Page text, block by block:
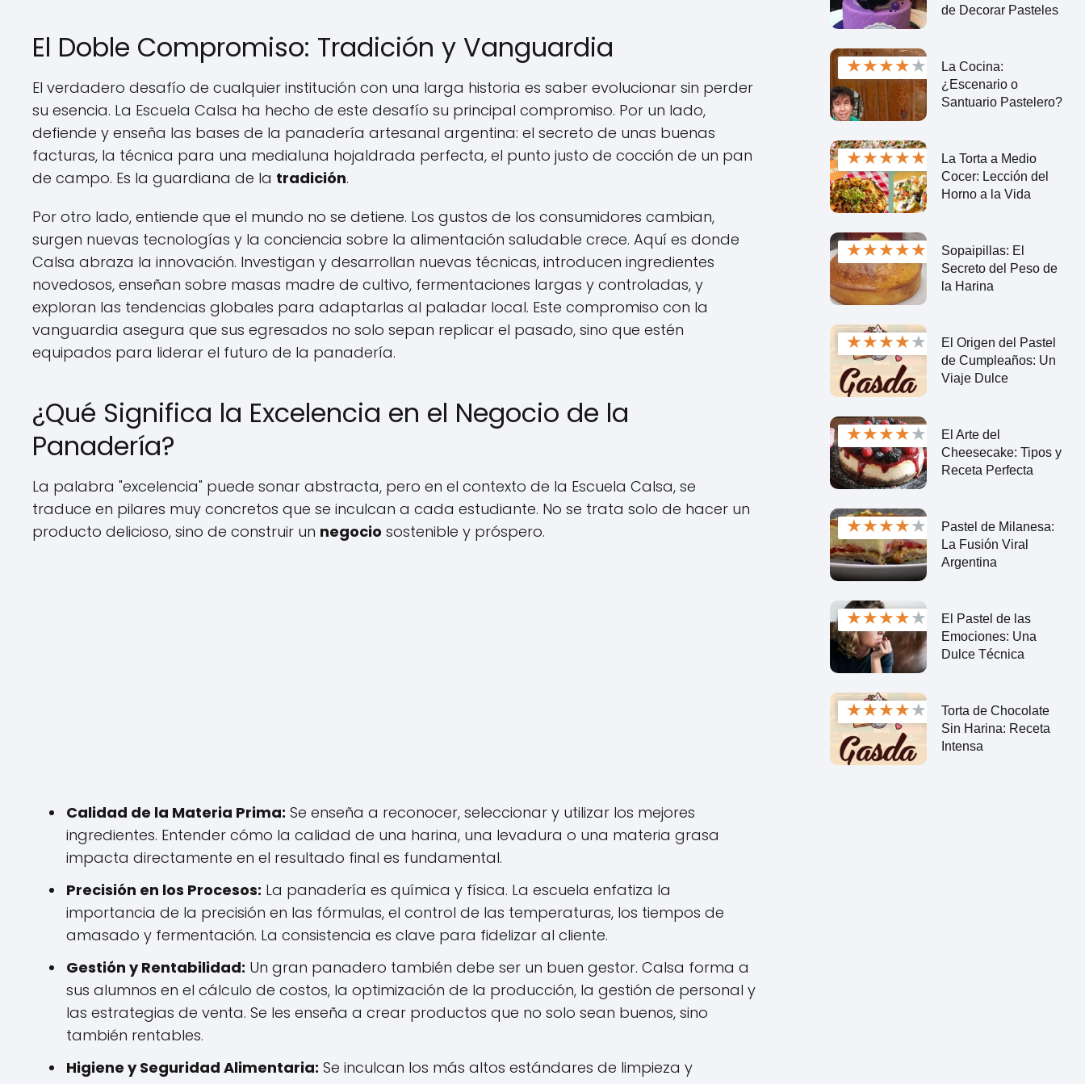
El Doble Compromiso: Tradición y Vanguardia
El verdadero desafío de cualquier institución con una larga historia es saber evolucionar sin perder
su esencia. La Escuela Calsa ha hecho de este desafío su principal compromiso. Por un lado,
defiende y enseña las bases de la panadería artesanal argentina: el secreto de unas buenas
facturas, la técnica para una medialuna hojaldrada perfecta, el punto justo de cocción de un pan
de campo. Es la guardiana de la tradición.
Por otro lado, entiende que el mundo no se detiene. Los gustos de los consumidores cambian,
surgen nuevas tecnologías y la conciencia sobre la alimentación saludable crece. Aquí es donde
Calsa abraza la innovación. Investigan y desarrollan nuevas técnicas, introducen ingredientes
novedosos, enseñan sobre masas madre de cultivo, fermentaciones largas y controladas, y
exploran las tendencias globales para adaptarlas al paladar local. Este compromiso con la
vanguardia asegura que sus egresados no solo sepan replicar el pasado, sino que estén
equipados para liderar el futuro de la panadería.
¿Qué Significa la Excelencia en el Negocio de la
Panadería?
La palabra "excelencia" puede sonar abstracta, pero en el contexto de la Escuela Calsa, se
traduce en pilares muy concretos que se inculcan a cada estudiante. No se trata solo de hacer un
producto delicioso, sino de construir un negocio sostenible y próspero.
Calidad de la Materia Prima: Se enseña a reconocer, seleccionar y utilizar los mejores
ingredientes. Entender cómo la calidad de una harina, una levadura o una materia grasa
impacta directamente en el resultado final es fundamental.
Precisión en los Procesos: La panadería es química y física. La escuela enfatiza la
importancia de la precisión en las fórmulas, el control de las temperaturas, los tiempos de
amasado y fermentación. La consistencia es clave para fidelizar al cliente.
Gestión y Rentabilidad: Un gran panadero también debe ser un buen gestor. Calsa forma a
sus alumnos en el cálculo de costos, la optimización de la producción, la gestión de personal y
las estrategias de venta. Se les enseña a crear productos que no solo sean buenos, sino
también rentables.
Higiene y Seguridad Alimentaria: Se inculcan los más altos estándares de limpieza y
de Decorar Pasteles
★★★★★
La Cocina:
¿Escenario o
Santuario Pastelero?
★★★★★
La Torta a Medio
Cocer: Lección del
Horno a la Vida
★★★★★
Sopaipillas: El
Secreto del Peso de
la Harina
★★★★★
El Origen del Pastel
de Cumpleaños: Un
Viaje Dulce
★★★★★
El Arte del
Cheesecake: Tipos y
Receta Perfecta
★★★★★
Pastel de Milanesa:
La Fusión Viral
Argentina
★★★★★
El Pastel de las
Emociones: Una
Dulce Técnica
★★★★★
Torta de Chocolate
Sin Harina: Receta
Intensa